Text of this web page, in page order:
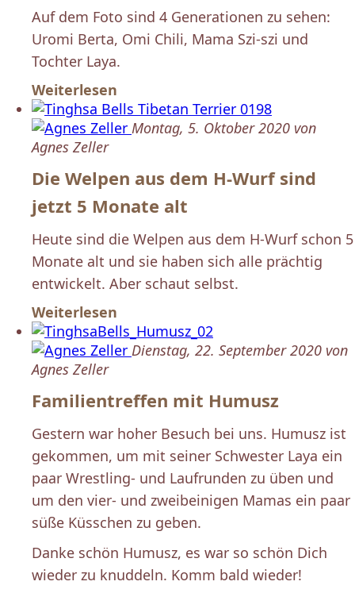
Auf dem Foto sind 4 Generationen zu sehen:
Uromi Berta, Omi Chili, Mama Szi-szi und
Tochter Laya.
Weiterlesen
Montag, 5. Oktober 2020 von
Agnes Zeller
Die Welpen aus dem H-Wurf sind
jetzt 5 Monate alt
Heute sind die Welpen aus dem H-Wurf schon 5
Monate alt und sie haben sich alle prächtig
entwickelt. Aber schaut selbst.
Weiterlesen
Dienstag, 22. September 2020 von
Agnes Zeller
Familientreffen mit Humusz
Gestern war hoher Besuch bei uns. Humusz ist
gekommen, um mit seiner Schwester Laya ein
paar Wrestling- und Laufrunden zu üben und
um den vier- und zweibeinigen Mamas ein paar
süße Küsschen zu geben.
Danke schön Humusz, es war so schön Dich
wieder zu knuddeln. Komm bald wieder!